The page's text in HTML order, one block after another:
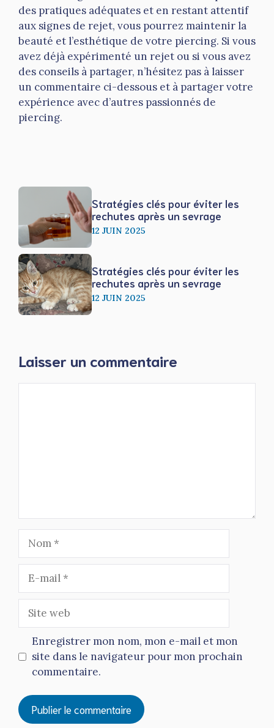
des pratiques adéquates et en restant attentif
aux signes de rejet, vous pourrez maintenir la
beauté et l’esthétique de votre piercing. Si vous
avez déjà expérimenté un rejet ou si vous avez
des conseils à partager, n’hésitez pas à laisser
un commentaire ci-dessous et à partager votre
expérience avec d’autres passionnés de
piercing.
Stratégies clés pour éviter les
rechutes après un sevrage
12 JUIN 2025
Stratégies clés pour éviter les
rechutes après un sevrage
12 JUIN 2025
Laisser un commentaire
mail
web
Enregistrer mon nom, mon e-mail et mon
site dans le navigateur pour mon prochain
commentaire.